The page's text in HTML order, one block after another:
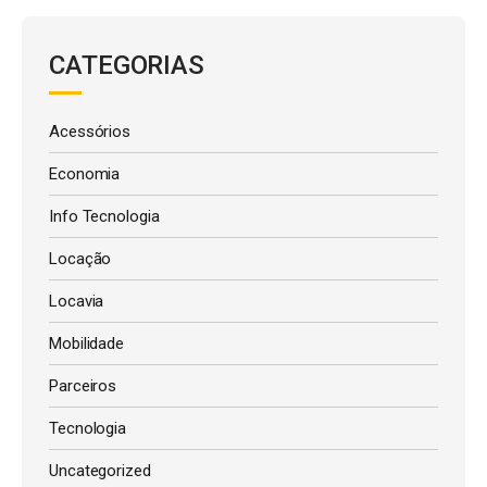
CATEGORIAS
Acessórios
Economia
Info Tecnologia
Locação
Locavia
Mobilidade
Parceiros
Tecnologia
Uncategorized